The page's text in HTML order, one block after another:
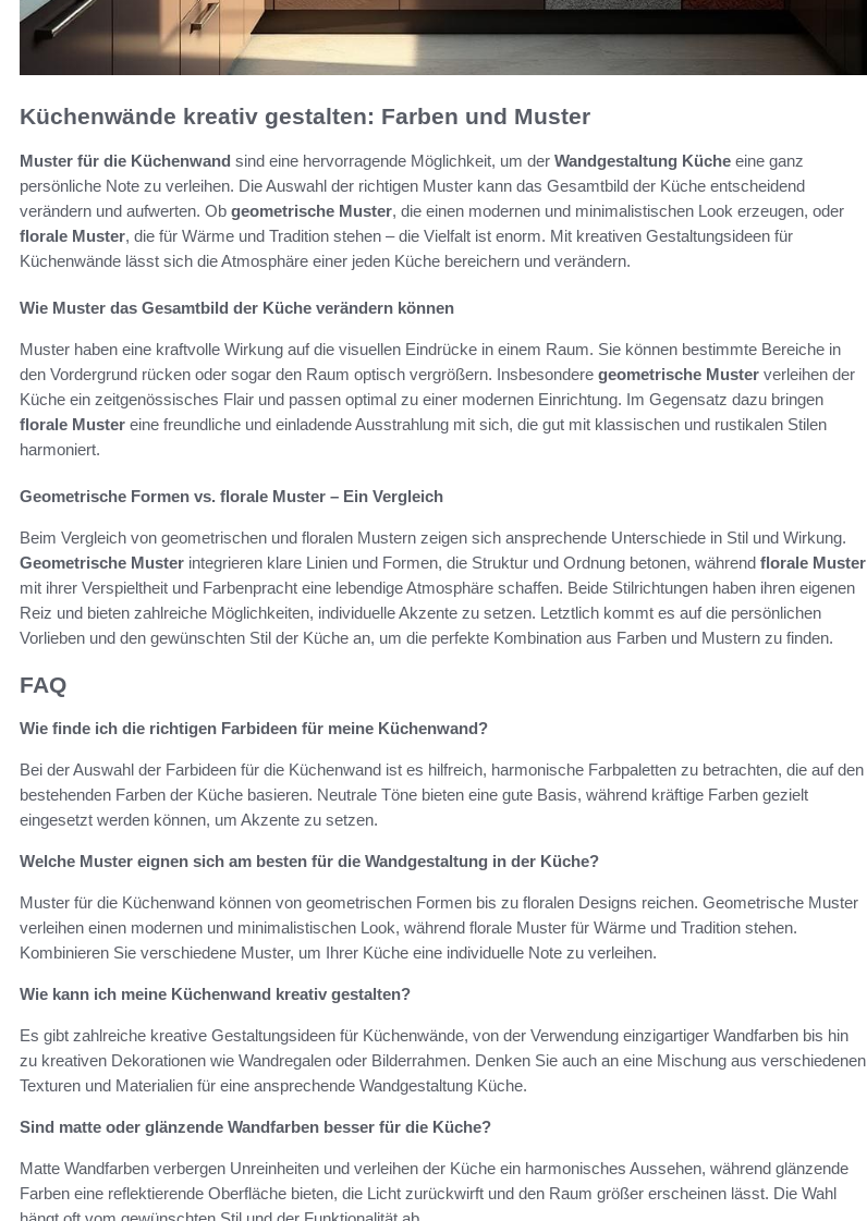
Küchenwände kreativ gestalten: Farben und Muster
Muster für die Küchenwand sind eine hervorragende Möglichkeit, um der Wandgestaltung Küche eine ganz
persönliche Note zu verleihen. Die Auswahl der richtigen Muster kann das Gesamtbild der Küche entscheidend
verändern und aufwerten. Ob geometrische Muster, die einen modernen und minimalistischen Look erzeugen, oder
florale Muster, die für Wärme und Tradition stehen – die Vielfalt ist enorm. Mit kreativen Gestaltungsideen für
Küchenwände lässt sich die Atmosphäre einer jeden Küche bereichern und verändern.
Wie Muster das Gesamtbild der Küche verändern können
Muster haben eine kraftvolle Wirkung auf die visuellen Eindrücke in einem Raum. Sie können bestimmte Bereiche in
den Vordergrund rücken oder sogar den Raum optisch vergrößern. Insbesondere geometrische Muster verleihen der
Küche ein zeitgenössisches Flair und passen optimal zu einer modernen Einrichtung. Im Gegensatz dazu bringen
florale Muster eine freundliche und einladende Ausstrahlung mit sich, die gut mit klassischen und rustikalen Stilen
harmoniert.
Geometrische Formen vs. florale Muster – Ein Vergleich
Beim Vergleich von geometrischen und floralen Mustern zeigen sich ansprechende Unterschiede in Stil und Wirkung.
Geometrische Muster integrieren klare Linien und Formen, die Struktur und Ordnung betonen, während florale Muster
mit ihrer Verspieltheit und Farbenpracht eine lebendige Atmosphäre schaffen. Beide Stilrichtungen haben ihren eigenen
Reiz und bieten zahlreiche Möglichkeiten, individuelle Akzente zu setzen. Letztlich kommt es auf die persönlichen
Vorlieben und den gewünschten Stil der Küche an, um die perfekte Kombination aus Farben und Mustern zu finden.
FAQ
Wie finde ich die richtigen Farbideen für meine Küchenwand?
Bei der Auswahl der Farbideen für die Küchenwand ist es hilfreich, harmonische Farbpaletten zu betrachten, die auf den
bestehenden Farben der Küche basieren. Neutrale Töne bieten eine gute Basis, während kräftige Farben gezielt
eingesetzt werden können, um Akzente zu setzen.
Welche Muster eignen sich am besten für die Wandgestaltung in der Küche?
Muster für die Küchenwand können von geometrischen Formen bis zu floralen Designs reichen. Geometrische Muster
verleihen einen modernen und minimalistischen Look, während florale Muster für Wärme und Tradition stehen.
Kombinieren Sie verschiedene Muster, um Ihrer Küche eine individuelle Note zu verleihen.
Wie kann ich meine Küchenwand kreativ gestalten?
Es gibt zahlreiche kreative Gestaltungsideen für Küchenwände, von der Verwendung einzigartiger Wandfarben bis hin
zu kreativen Dekorationen wie Wandregalen oder Bilderrahmen. Denken Sie auch an eine Mischung aus verschiedenen
Texturen und Materialien für eine ansprechende Wandgestaltung Küche.
Sind matte oder glänzende Wandfarben besser für die Küche?
Matte Wandfarben verbergen Unreinheiten und verleihen der Küche ein harmonisches Aussehen, während glänzende
Farben eine reflektierende Oberfläche bieten, die Licht zurückwirft und den Raum größer erscheinen lässt. Die Wahl